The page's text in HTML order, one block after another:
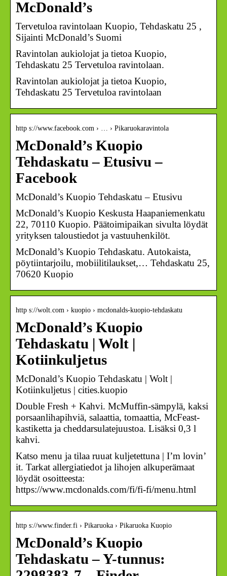
McDonald’s
Tervetuloa ravintolaan Kuopio, Tehdaskatu 25 ,
Sijainti McDonald’s Suomi
Ravintolan aukiolojat ja tietoa Kuopio,
Tehdaskatu 25 Tervetuloa ravintolaan.
Ravintolan aukiolojat ja tietoa Kuopio,
Tehdaskatu 25 Tervetuloa ravintolaan
http s://www.facebook.com › … › Pikaruokaravintola
McDonald’s Kuopio
Tehdaskatu – Etusivu –
Facebook
McDonald’s Kuopio Tehdaskatu – Etusivu
McDonald’s Kuopio Keskusta Haapaniemenkatu
22, 70110 Kuopio. Päätoimipaikan sivulta löydät
yrityksen taloustiedot ja vastuuhenkilöt.
McDonald’s Kuopio Tehdaskatu. Autokaista,
pöytiintarjoilu, mobiilitilaukset,… Tehdaskatu 25,
70620 Kuopio
http s://wolt.com › kuopio › mcdonalds-kuopio-tehdaskatu
McDonald’s Kuopio
Tehdaskatu | Wolt |
Kotiinkuljetus
McDonald’s Kuopio Tehdaskatu | Wolt |
Kotiinkuljetus | cities.kuopio
Double Fresh + Kahvi. McMuffin-sämpylä, kaksi
porsaanlihapihviä, salaattia, tomaattia, McFeast-
kastiketta ja cheddarsulatejuustoa. Lisäksi 0,3 l
kahvi.
Katso menu ja tilaa ruuat kuljetettuna | I’m lovin’
it. Tarkat allergiatiedot ja lihojen alkuperämaat
löydät osoitteesta:
https://www.mcdonalds.com/fi/fi-fi/menu.html
http s://www.finder.fi › Pikaruoka › Pikaruoka Kuopio
McDonald’s Kuopio
Tehdaskatu – Y-tunnus: